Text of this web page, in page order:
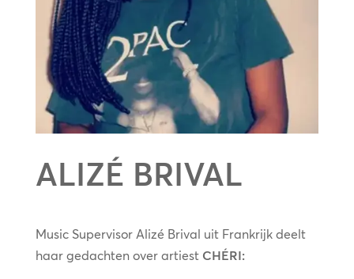
ALIZÉ BRIVAL
Music Supervisor Alizé Brival uit Frankrijk deelt
haar gedachten over artiest CHÉRI: